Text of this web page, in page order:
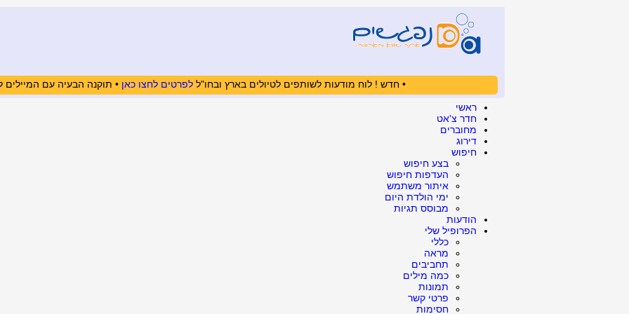
• חדש ! לוח מודעות לשותפים לטיולים בארץ ובחו"ללפרטים לחצו כאן • תוקנה הבעיה עם
ראשי
חדר צ'אט
מחוברים
דירוג
חיפוש
בצע חיפוש
העדפות חיפוש
איתור משתמש
ימי הולדת היום
מבוסס תגיות
הודעות
הפרופיל שלי
כללי
מראה
תחביבים
כמה מילים
תמונות
פרטי קשר
חסימות